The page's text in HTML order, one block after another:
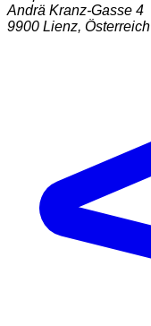
Andrä Kranz-Gasse 4
9900 Lienz, Österreich